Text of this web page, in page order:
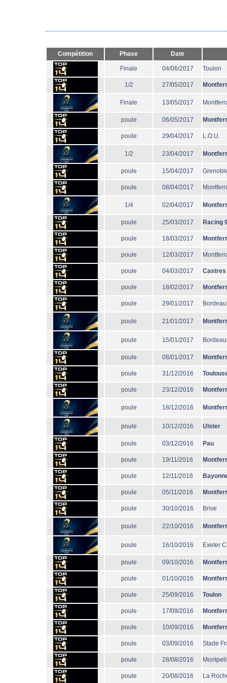
Compétition Phase Date
Finale 04/06/2017 Toulon
1/2 27/05/2017
Finale 13/05/2017
poule 06/05/2017
poule 29/04/2017 L.O.U.
1/2 23/04/2017
poule 15/04/2017
poule 08/04/2017
1/4 02/04/2017
poule 25/03/2017 Racing
poule 18/03/2017
poule 12/03/2017
poule 04/03/2017 Castres
poule 18/02/2017
poule 29/01/2017
poule 21/01/2017
poule 15/01/2017
poule 08/01/2017
poule 31/12/2016
poule 23/12/2016
poule 18/12/2016
poule 10/12/2016 Ulster
poule 03/12/2016 Pau
poule 19/11/2016
poule 12/11/2016
poule 05/11/2016
poule 30/10/2016 Brive
poule 22/10/2016
poule 16/10/2016 Exeter
poule 09/10/2016
poule 01/10/2016
poule 25/09/2016 Toulon
poule 17/09/2016
poule 10/09/2016
poule 03/09/2016 Stade
poule 28/08/2016
poule 20/08/2016 La